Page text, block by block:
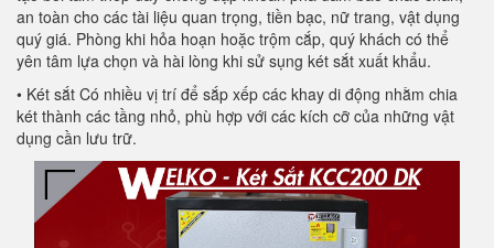
an toàn cho các tài liệu quan trọng, tiền bạc, nữ trang, vật dụng
quý giá. Phòng khi hỏa hoạn hoặc trộm cắp, quý khách có thể
yên tâm lựa chọn và hài lòng khi sử sụng két sắt xuất khẩu.
• Két sắt Có nhiều vị trí để sắp xếp các khay di động nhằm chia
két thành các tầng nhỏ, phù hợp với các kích cỡ của những vật
dụng cần lưu trữ.